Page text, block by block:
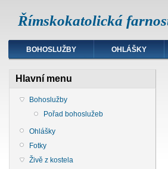
Římskokatolická
BOHOSLUŽBY OHLÁŠKY
Hlavní menu
Bohoslužby
Pořad bohoslužeb
Ohlášky
Fotky
Živě z kostela